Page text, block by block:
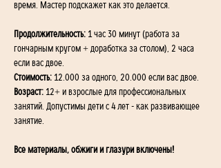
время. Мастер подскажет как это делается.
Продолжительность: 1 час 30 минут (работа за
гончарным кругом + доработка за столом), 2 часа
если вас двое.
Стоимость: 12.000 за одного, 20.000 если вас двое.
Возраст: 12+ и взрослые для профессиональных
занятий. Допустимы дети с 4 лет - как развивающее
занятие.
Все материалы, обжиги и глазури включены!